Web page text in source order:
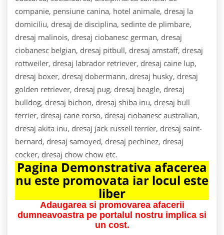
companie, pensiune canina, hotel animale, dresaj la
domiciliu, dresaj de disciplina, sedinte de plimbare,
dresaj malinois, dresaj ciobanesc german, dresaj
ciobanesc belgian, dresaj pitbull, dresaj amstaff, dresaj
rottweiler, dresaj labrador retriever, dresaj caine lup,
dresaj boxer, dresaj dobermann, dresaj husky, dresaj
golden retriever, dresaj pug, dresaj beagle, dresaj
bulldog, dresaj bichon, dresaj shiba inu, dresaj bull
terrier, dresaj cane corso, dresaj ciobanesc australian,
dresaj akita inu, dresaj jack russell terrier, dresaj saint-
bernard, dresaj samoyed, dresaj pechinez, dresaj
cocker, dresaj chow chow etc.
Pagina Demonstrativa afacerea
nu este promovata iar locul este
liber
Adaugarea si promovarea afacerii
dumneavoastra pe portalul nostru implica si
un cost.